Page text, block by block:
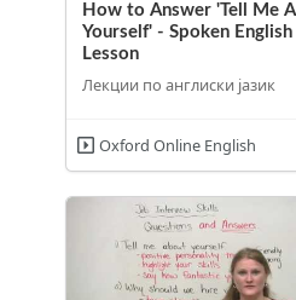
How to Answer 'Tell Me
Yourself' - Spoken English
Lesson
Лекции по англиски јазик
Oxford Online English